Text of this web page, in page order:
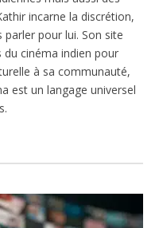
incarne la discrétion,
pour lui. Son site
cinéma indien pour
à sa communauté,
est un langage universel